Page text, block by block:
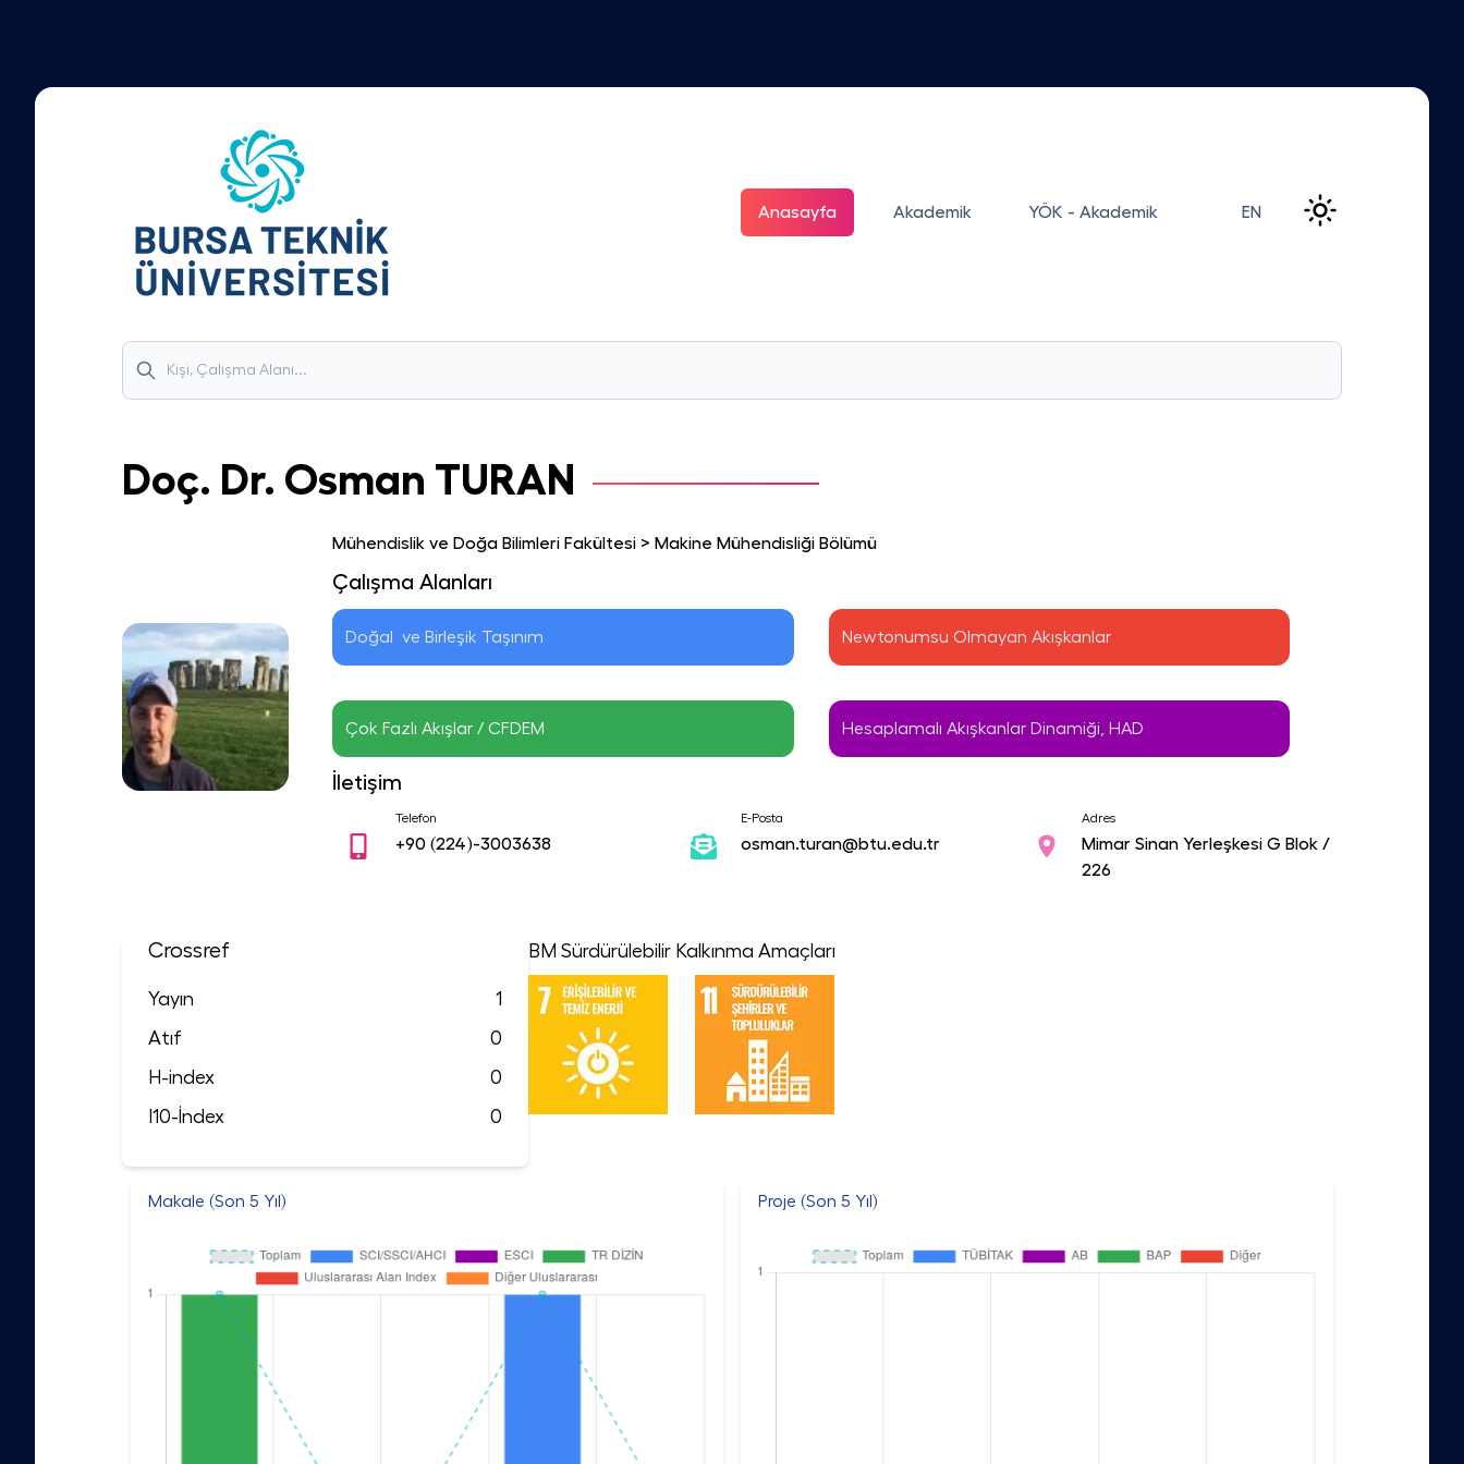
Anasayfa Akademik YÖK - Akademik EN
Doç. Dr. Osman TURAN
Mühendislik ve Doğa Bilimleri Fakültesi > Makine Mühendisliği Bölümü
Çalışma Alanları
Doğal  ve Birleşik Taşınım Newtonumsu Olmayan Akışkanlar
Çok Fazlı Akışlar / CFDEM Hesaplamalı Akışkanlar Dinamiği, HAD
İletişim
Telefon
+90(224)-3003638
E-Posta
osman.turan@btu.edu.tr
Adres
Mimar Sinan Yerleşkesi G Blok /
226
Crossref
Yayın
1
Atıf
0
H-index
0
I10-İndex
0
BM Sürdürülebilir Kalkınma Amaçları
Makale (Son 5 Yıl) Proje (Son 5 Yıl)